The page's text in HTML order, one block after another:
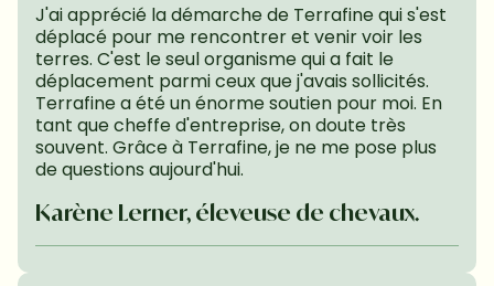
J'ai apprécié la démarche de Terrafine qui s'est
déplacé pour me rencontrer et venir voir les
terres. C'est le seul organisme qui a fait le
déplacement parmi ceux que j'avais sollicités.
Terrafine a été un énorme soutien pour moi. En
tant que cheffe d'entreprise, on doute très
souvent. Grâce à Terrafine, je ne me pose plus
de questions aujourd'hui.
Karène Lerner, éleveuse de chevaux.